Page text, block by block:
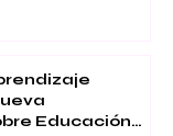
Educación